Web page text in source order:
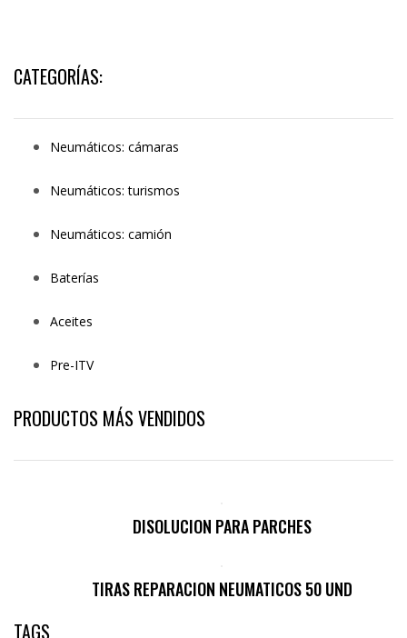
CATEGORÍAS:
Neumáticos: cámaras
Neumáticos: turismos
Neumáticos: camión
Baterías
Aceites
Pre-ITV
PRODUCTOS MÁS VENDIDOS
DISOLUCION PARA PARCHES
TIRAS REPARACION NEUMATICOS 50 UND
TAGS